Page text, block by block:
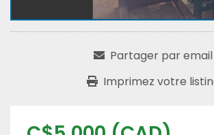
Partager par email
Imprimez votre